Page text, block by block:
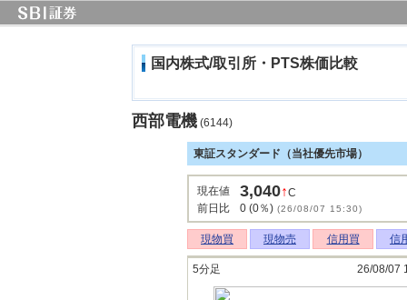
国内株式/取引所・PTS株価比較
西部電機 (6144)
東証スタンダード（当社優先市場）
現在値 3,040↑C
前日比
0 (0％) (26/08/07 15:30)
現物買 現物売 信用買 信
5分足 26/08/07